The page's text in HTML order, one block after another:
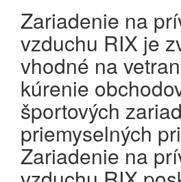
Zariadenie na
vzduchu RIX je
vhodné na
kúrenie
športových
priemyselných
Zariadenie na